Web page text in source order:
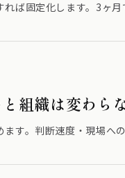
ば固定化します。3ヶ
組織は変わら
す。判断速度・現場へ